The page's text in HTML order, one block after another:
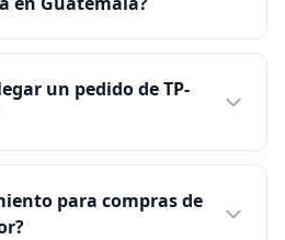
un pedido de TP-
para compras de